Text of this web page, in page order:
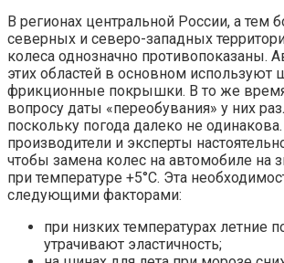
В регионах центральной России, а тем
северных и северо-западных
колеса однозначно противопоказаны.
этих областей в основном
фрикционные покрышки. В то же
вопросу даты «переобувания» у них
поскольку погода далеко не
производители и эксперты
чтобы замена колес на автомобиле на
при температуре +5°C. Эта
следующими факторами:
при низких температурах летние
утрачивают эластичность;